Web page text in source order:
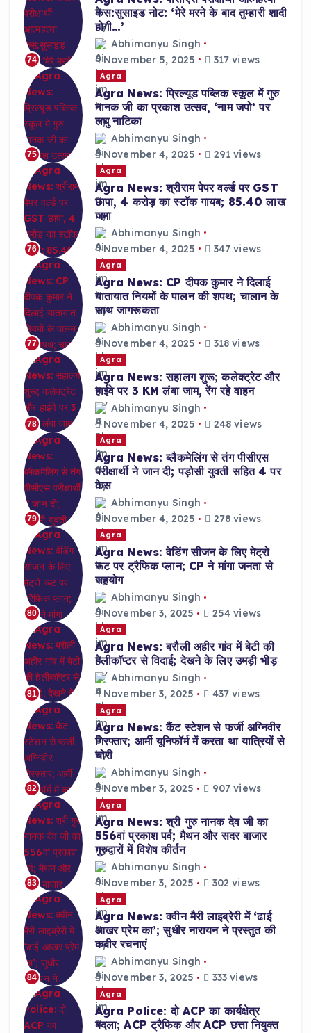
74
केस:सुसाइड नोट: ‘मेरे मरने के बाद तुम्हारी शादी
होगी…’
Abhimanyu Singh
November 5, 2025
317 views
75
Agra
Agra News: प्रिल्यूड पब्लिक स्कूल में गुरु
नानक जी का प्रकाश उत्सव, ‘नाम जपो’ पर
लघु नाटिका
Abhimanyu Singh
November 4, 2025
291 views
76
Agra
Agra News: श्रीराम पेपर वर्ल्ड पर GST
छापा, 4 करोड़ का स्टॉक गायब; 85.40 लाख
जमा
Abhimanyu Singh
November 4, 2025
347 views
77
Agra
Agra News: CP दीपक कुमार ने दिलाई
यातायात नियमों के पालन की शपथ; चालान के
साथ जागरूकता
Abhimanyu Singh
November 4, 2025
318 views
78
Agra
Agra News: सहालग शुरू; कलेक्ट्रेट और
हाईवे पर 3 KM लंबा जाम, रेंग रहे वाहन
Abhimanyu Singh
November 4, 2025
248 views
79
Agra
Agra News: ब्लैकमेलिंग से तंग पीसीएस
परीक्षार्थी ने जान दी; पड़ोसी युवती सहित 4 पर
केस
Abhimanyu Singh
November 4, 2025
278 views
80
Agra
Agra News: वेडिंग सीजन के लिए मेट्रो
रूट पर ट्रैफिक प्लान; CP ने मांगा जनता से
सहयोग
Abhimanyu Singh
November 3, 2025
254 views
81
Agra
Agra News: बरौली अहीर गांव में बेटी की
हेलीकॉप्टर से विदाई; देखने के लिए उमड़ी भीड़
Abhimanyu Singh
November 3, 2025
437 views
82
Agra
Agra News: कैंट स्टेशन से फर्जी अग्निवीर
गिरफ्तार; आर्मी यूनिफॉर्म में करता था यात्रियों से
चोरी
Abhimanyu Singh
November 3, 2025
907 views
83
Agra
Agra News: श्री गुरु नानक देव जी का
556वां प्रकाश पर्व; मैथन और सदर बाजार
गुरुद्वारों में विशेष कीर्तन
Abhimanyu Singh
November 3, 2025
302 views
84
Agra
Agra News: क्वीन मैरी लाइब्रेरी में ‘ढाई
आखर प्रेम का’; सुधीर नारायन ने प्रस्तुत की
कबीर रचनाएं
Abhimanyu Singh
November 3, 2025
333 views
Agra
Agra Police: दो ACP का कार्यक्षेत्र
बदला; ACP ट्रैफिक और ACP छत्ता नियुक्त